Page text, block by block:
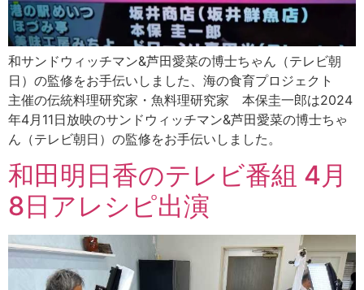
和サンドウィッチマン&芦田愛菜の博士ちゃん（テレビ朝
日）の監修をお手伝いしました、海の食育プロジェクト
主催の伝統料理研究家・魚料理研究家 本保圭一郎は2024
年4月11日放映のサンドウィッチマン&芦田愛菜の博士ちゃ
ん（テレビ朝日）の監修をお手伝いしました。
和田明日香のテレビ番組 4月
8日アレシピ出演